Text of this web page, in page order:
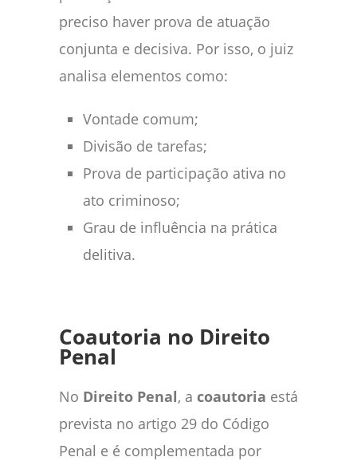
preciso haver prova de atuação
conjunta e decisiva. Por isso, o juiz
analisa elementos como:
Vontade comum;
Divisão de tarefas;
Prova de participação ativa no
ato criminoso;
Grau de influência na prática
delitiva.
Coautoria no Direito
Penal
No Direito Penal, a coautoria está
prevista no artigo 29 do Código
Penal e é complementada por